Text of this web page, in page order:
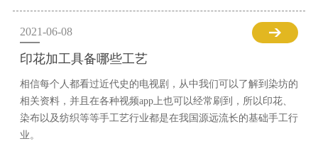
2021-06-08
印花加工具备哪些工艺
相信每个人都看过近代史的电视剧，从中我们可以了解到染坊的
相关资料，并且在各种视频app上也可以经常刷到，所以印花、
染布以及纺织等等手工艺行业都是在我国源远流长的基础手工行
业。